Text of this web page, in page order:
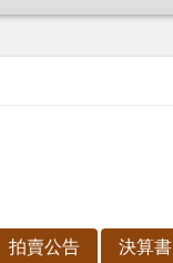
拍賣公告 決算書